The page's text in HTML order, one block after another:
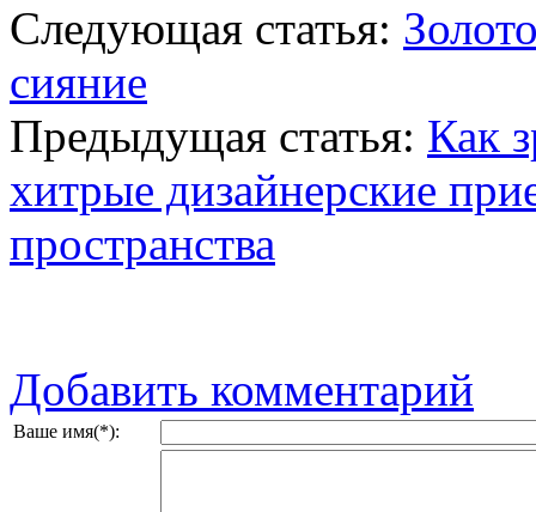
Следующая статья:
сияние
Предыдущая статья: Как
хитрые дизайнерские
пространства
Добавить комментарий
Ваше имя(*):